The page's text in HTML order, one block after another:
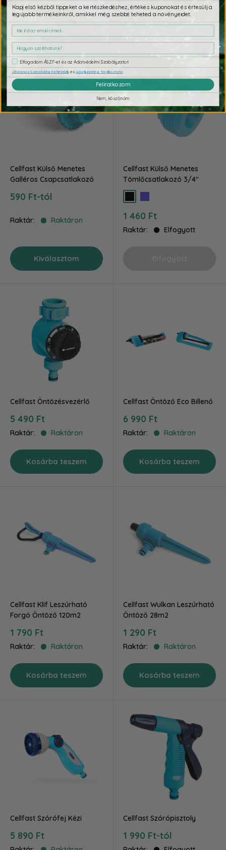
Elfogyott Kosárba teszem
Cellfast Külső Menetes
Galléros Csapcsatlakozó
Akciós
590 Ft-tól
Raktár: Raktáron
Kiválasztom
Cellfast Külső Menetes
Tömlőcsatlakozó 3/4"
Akciós
ár
1 460 Ft
Raktár: Elfogyott
Cellfast Öntözésvezérlő
Akciós
ár
5 490 Ft
Raktár: Raktáron
Kosárba teszem
Cellfast Öntöző Eco Billenő
Akciós
ár
6 990 Ft
Raktár: Raktáron
Kosárba teszem
Cellfast Klif Leszúrható
Forgó Öntöző 120m2
Akciós
ár
1 790 Ft
Raktár: Raktáron
Kosárba teszem
Cellfast Wulkan Leszúrható
Öntöző 28m2
Akciós
ár
1 290 Ft
Raktár: Raktáron
Kosárba teszem
Cellfast Szórófej Kézi
Akciós
ár
5 890 Ft
Cellfast Szórópisztoly
Akciós
ár
1 990 Ft-tól
Kapj első kézből tippeket a kertészkedéshez, értékes kuponokat és értesülj a
legújabb termékeinkről, amikkel még szebbé teheted a növényeidet.
Elfogadom ÁSZF-et és az Adatvédelmi Szabályzatot
Általános Szerződési FeltételekésAdatkezelési Tájékoztató
Feliratkozom
Nem, köszönöm